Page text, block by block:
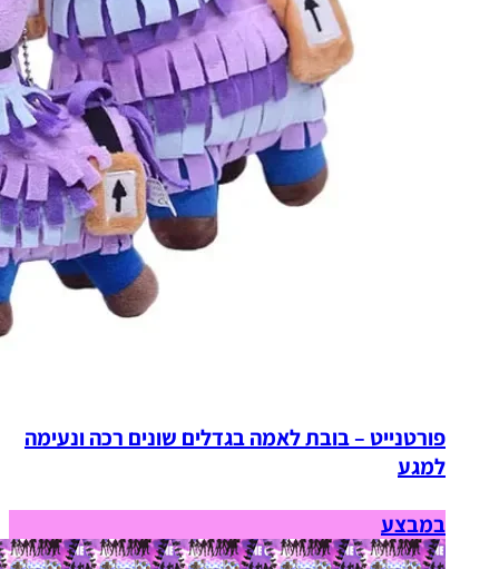
פורטנייט – בובת לאמה בגדלים שונים רכה ונעימה
למגע
במבצע